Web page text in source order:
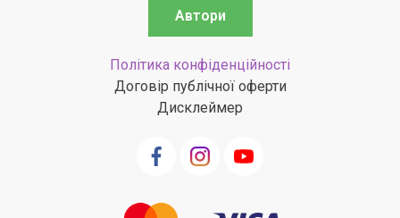
Автори
Політика конфіденційності
Договір публічної оферти
Дисклеймер